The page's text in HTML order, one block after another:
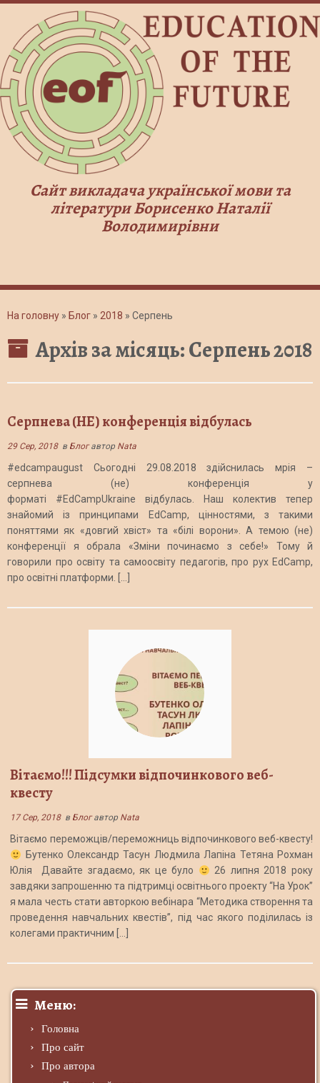
Сайт викладача української мови та
літератури Борисенко Наталії
Володимирівни
На головну » Блог » 2018 » Серпень
Архів за місяць:Серпень 2018
Серпнева (НЕ) конференція відбулась
29 Сер, 2018в Блогавтор Nata
#edcampaugust Сьогодні 29.08.2018 здійснилась мрія –
серпнева (не) конференція у
форматі #EdCampUkraine відбулась. Наш колектив тепер
знайомий із принципами EdCamp, цінностями, з такими
поняттями як «довгий хвіст» та «білі ворони». А темою (не)
конференції я обрала «Зміни починаємо з себе!» Тому й
говорили про освіту та самоосвіту педагогів, про рух EdCamp,
про освітні платформи. […]
Вітаємо!!! Підсумки відпочинкового веб-
квесту
17 Сер, 2018в Блогавтор Nata
Вітаємо переможців/переможниць відпочинкового веб-квесту!
Бутенко Олександр Тасун Людмила Лапіна Тетяна Рохман
Юлія Давайте згадаємо, як це було
26 липня 2018 року
завдяки запрошенню та підтримці освітнього проекту “На Урок”
я мала честь стати авторкою вебінара “Методика створення та
проведення навчальних квестів”, під час якого поділилась із
колегами практичним […]
Меню:
Головна
Про сайт
Про автора